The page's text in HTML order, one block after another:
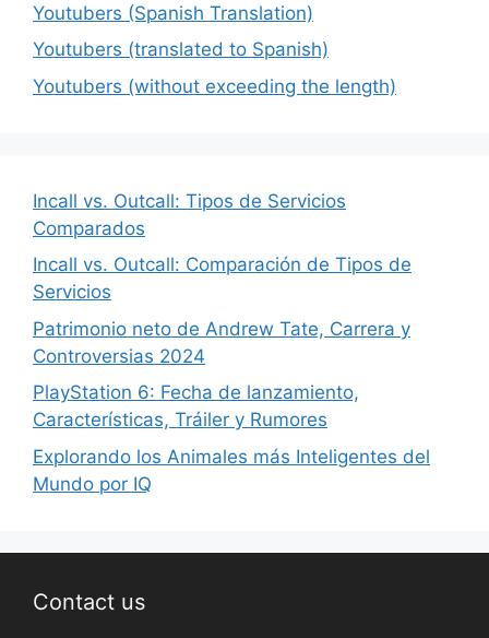
Youtubers (Spanish Translation)
Youtubers (translated to Spanish)
Youtubers (without exceeding the length)
Incall vs. Outcall: Tipos de Servicios
Comparados
Incall vs. Outcall: Comparación de Tipos de
Servicios
Patrimonio neto de Andrew Tate, Carrera y
Controversias 2024
PlayStation 6: Fecha de lanzamiento,
Características, Tráiler y Rumores
Explorando los Animales más Inteligentes del
Mundo por IQ
Contact us